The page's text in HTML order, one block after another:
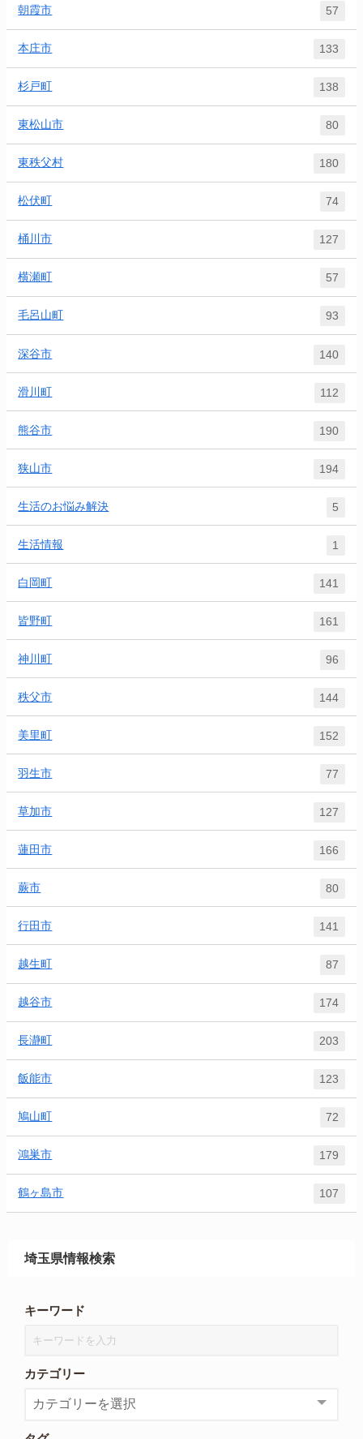
朝霞市 57
本庄市 133
杉戸町 138
東松山市 80
東秩父村 180
松伏町 74
桶川市 127
横瀬町 57
毛呂山町 93
深谷市 140
滑川町 112
熊谷市 190
狭山市 194
生活のお悩み解決 5
生活情報 1
白岡町 141
皆野町 161
神川町 96
秩父市 144
美里町 152
羽生市 77
草加市 127
蓮田市 166
蕨市 80
行田市 141
越生町 87
越谷市 174
長瀞町 203
飯能市 123
鳩山町 72
鴻巣市 179
鶴ヶ島市 107
埼玉県情報検索
キーワード
カテゴリー